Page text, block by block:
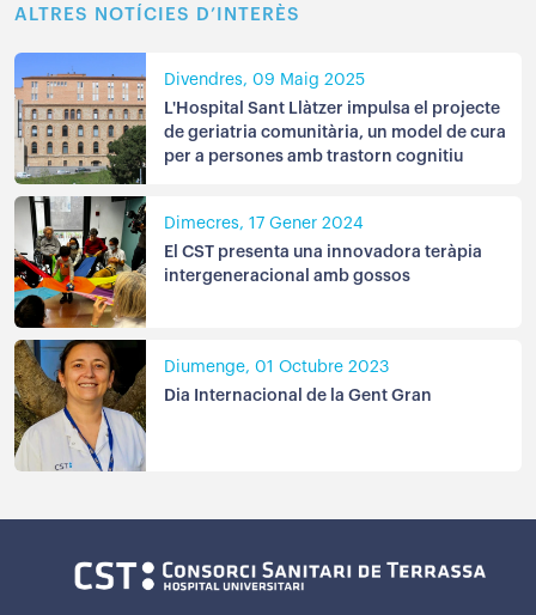
ALTRES NOTÍCIES D’INTERÈS
Divendres, 09 Maig 2025
L'Hospital Sant Llàtzer impulsa el projecte
de geriatria comunitària, un model de cura
per a persones amb trastorn cognitiu
Dimecres, 17 Gener 2024
El CST presenta una innovadora teràpia
intergeneracional amb gossos
Diumenge, 01 Octubre 2023
Dia Internacional de la Gent Gran